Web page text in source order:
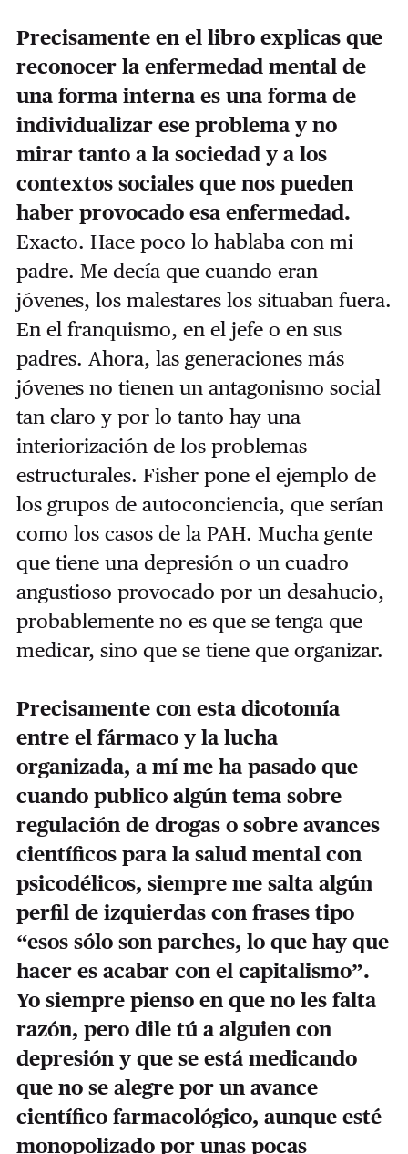
Precisamente en el libro explicas que
reconocer la enfermedad mental de
una forma interna es una forma de
individualizar ese problema y no
mirar tanto a la sociedad y a los
contextos sociales que nos pueden
haber provocado esa enfermedad.
Exacto. Hace poco lo hablaba con mi
padre. Me decía que cuando eran
jóvenes, los malestares los situaban fuera.
En el franquismo, en el jefe o en sus
padres. Ahora, las generaciones más
jóvenes no tienen un antagonismo social
tan claro y por lo tanto hay una
interiorización de los problemas
estructurales. Fisher pone el ejemplo de
los grupos de autoconciencia, que serían
como los casos de la PAH. Mucha gente
que tiene una depresión o un cuadro
angustioso provocado por un desahucio,
probablemente no es que se tenga que
medicar, sino que se tiene que organizar.
Precisamente con esta dicotomía
entre el fármaco y la lucha
organizada, a mí me ha pasado que
cuando publico algún tema sobre
regulación de drogas o sobre avances
científicos para la salud mental con
psicodélicos, siempre me salta algún
perfil de izquierdas con frases tipo
“esos sólo son parches, lo que hay que
hacer es acabar con el capitalismo”.
Yo siempre pienso en que no les falta
razón, pero dile tú a alguien con
depresión y que se está medicando
que no se alegre por un avance
científico farmacológico, aunque esté
monopolizado por unas pocas